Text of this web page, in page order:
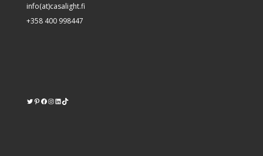
info(at)casalight.fi
+358 400 998447
Twitter
Pinterest
https://www.facebook.com/kodinvalaisin/
Instagram
LinkedIn
TikTok